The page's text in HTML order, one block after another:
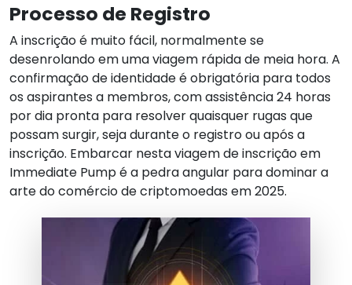
Processo de Registro
A inscrição é muito fácil, normalmente se
desenrolando em uma viagem rápida de meia hora. A
confirmação de identidade é obrigatória para todos
os aspirantes a membros, com assistência 24 horas
por dia pronta para resolver quaisquer rugas que
possam surgir, seja durante o registro ou após a
inscrição. Embarcar nesta viagem de inscrição em
Immediate Pump é a pedra angular para dominar a
arte do comércio de criptomoedas em 2025.